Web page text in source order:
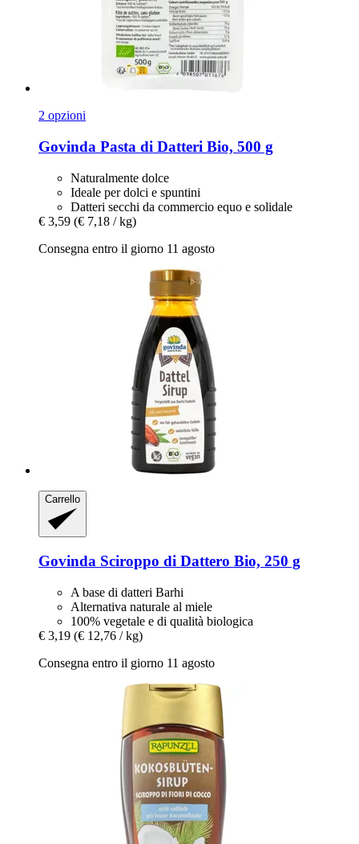
2 opzioni
Govinda Pasta di Datteri Bio, 500 g
Naturalmente dolce
Ideale per dolci e spuntini
Datteri secchi da commercio equo e solidale
€ 3,59 (€ 7,18 / kg)
Consegna entro il giorno 11 agosto
Carrello
Govinda Sciroppo di Dattero Bio, 250 g
A base di datteri Barhi
Alternativa naturale al miele
100% vegetale e di qualità biologica
€ 3,19 (€ 12,76 / kg)
Consegna entro il giorno 11 agosto